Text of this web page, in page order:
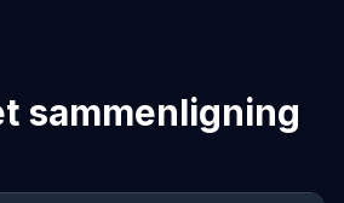
sammenligning